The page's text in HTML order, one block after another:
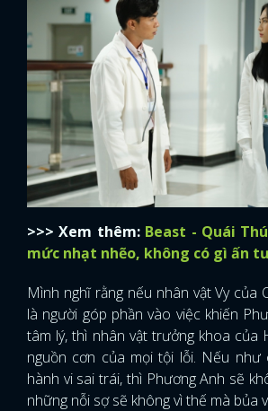
>>> Xem thêm: Beast - Quái
mức nhạt nhẽo, không có gì ấn
Mình nghĩ rằng nếu nhân vật Vy của
là người góp phần vào việc khiến
tâm lý, thì nhân vật trưởng khoa của
nguồn cơn của mọi tội lỗi. Nếu như
hành vi sai trái, thì Phương Anh sẽ
những nỗi sợ sẽ không vì thế mà bủa